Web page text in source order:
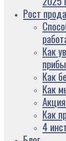
Рост
Как
Как
Как
Как
4